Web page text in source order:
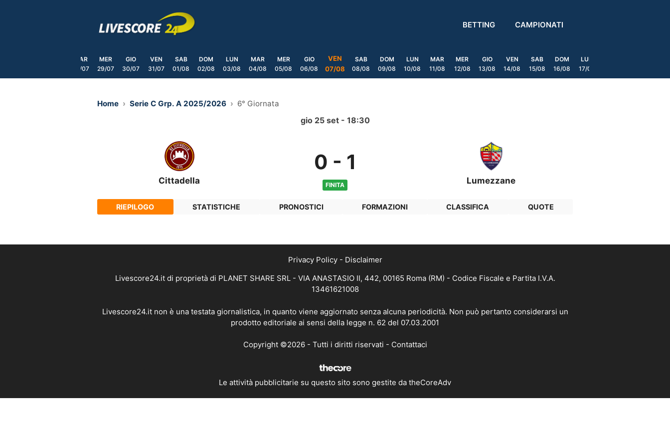
BETTING CAMPIONATI
MAR
28/07
MER
29/07
GIO
30/07
VEN
31/07
SAB
01/08
DOM
02/08
LUN
03/08
MAR
04/08
MER
05/08
GIO
06/08
VEN
07/08
SAB
08/08
DOM
09/08
LUN
10/08
MAR
11/08
MER
12/08
GIO
13/08
VEN
14/08
SAB
15/08
DOM
16/08
LUN
17/08
Home Serie C Grp. A 2025/2026 6° Giornata
gio 25 set - 18:30
Cittadella
0 - 1
FINITA Lumezzane
RIEPILOGO STATISTICHE PRONOSTICI FORMAZIONI CLASSIFICA QUOTE
Privacy Policy- Disclaimer
Livescore24.it di proprietà di PLANET SHARE SRL - VIA ANASTASIO II, 442, 00165 Roma (RM) - Codice Fiscale e Partita I.V.A.
13461621008
Livescore24.it non è una testata giornalistica, in quanto viene aggiornato senza alcuna periodicità. Non può pertanto considerarsi un
prodotto editoriale ai sensi della legge n. 62 del 07.03.2001
Copyright ©2026 - Tutti i diritti riservati - Contattaci
Le attività pubblicitarie su questo sito sono gestite da theCoreAdv